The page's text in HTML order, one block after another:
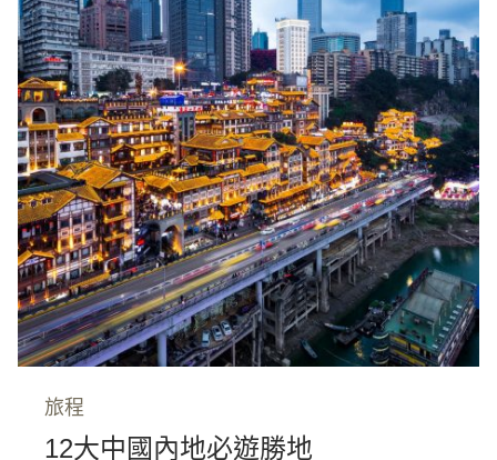
旅程
12大中國內地必遊勝地